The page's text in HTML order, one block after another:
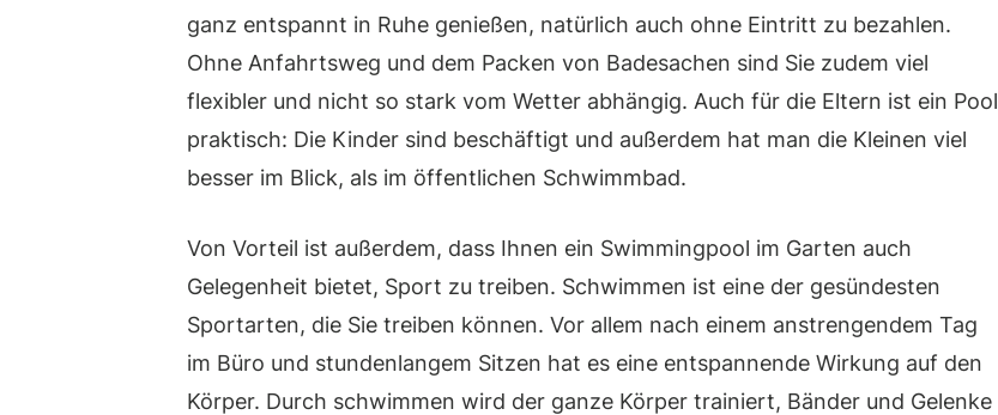
ganz entspannt in Ruhe genießen, natürlich auch ohne Eintritt zu bezahlen.
Ohne Anfahrtsweg und dem Packen von Badesachen sind Sie zudem viel
flexibler und nicht so stark vom Wetter abhängig. Auch für die Eltern ist ein Pool
praktisch: Die Kinder sind beschäftigt und außerdem hat man die Kleinen viel
besser im Blick, als im öffentlichen Schwimmbad.
Von Vorteil ist außerdem, dass Ihnen ein Swimmingpool im Garten auch
Gelegenheit bietet, Sport zu treiben. Schwimmen ist eine der gesündesten
Sportarten, die Sie treiben können. Vor allem nach einem anstrengendem Tag
im Büro und stundenlangem Sitzen hat es eine entspannende Wirkung auf den
Körper. Durch schwimmen wird der ganze Körper trainiert, Bänder und Gelenke